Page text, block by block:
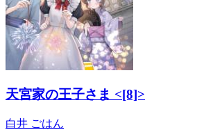
天宮家の王子さま <[8]>
白井 ごはん